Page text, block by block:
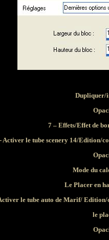
Dupliquer/
7 – Effets/Effet de
Activer le tube scenery 14/Edition/
Mode du
Le Placer en
le tube auto de Marif/
le